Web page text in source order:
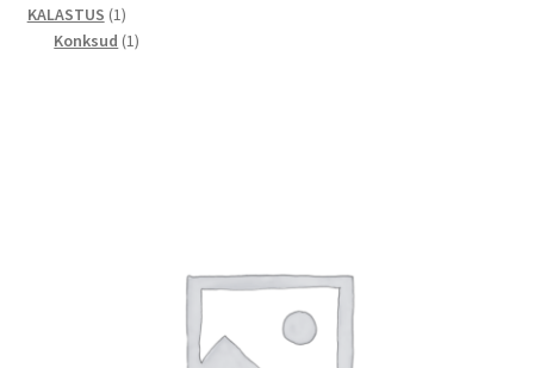
KALASTUS 11
toode
Konksud 11